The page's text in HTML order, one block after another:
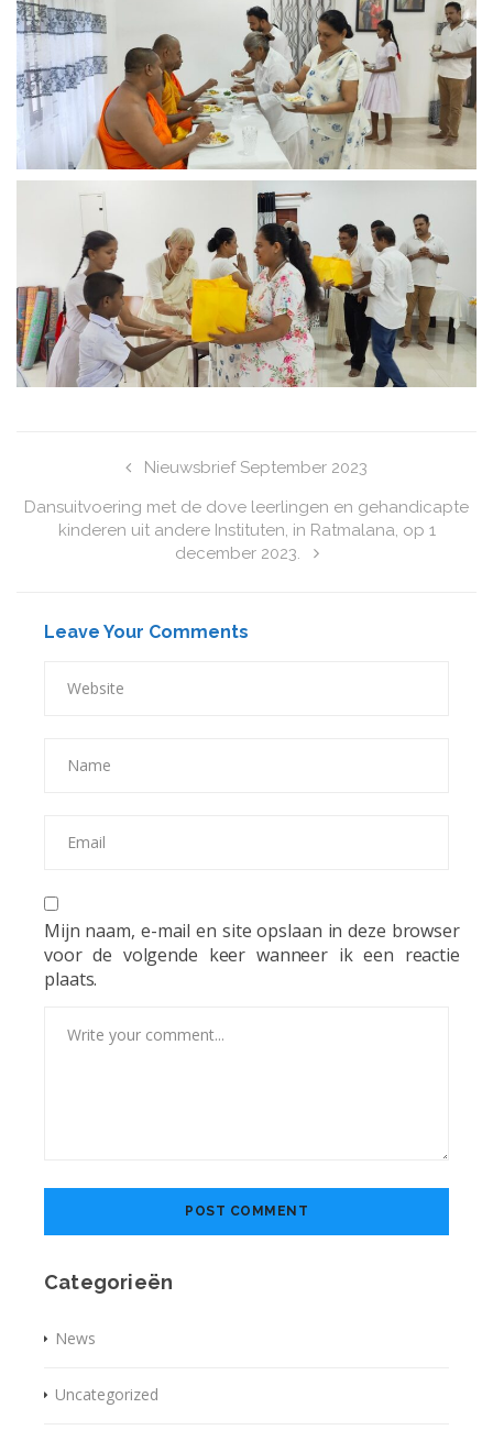
Nieuwsbrief September 2023
Dansuitvoering met de dove leerlingen en gehandicapte
kinderen uit andere Instituten, in Ratmalana, op 1
december 2023.
Leave Your Comments
Mijn naam, e-mail en site opslaan in deze browser
voor de volgende keer wanneer ik een reactie
plaats.
Categorieën
News
Uncategorized